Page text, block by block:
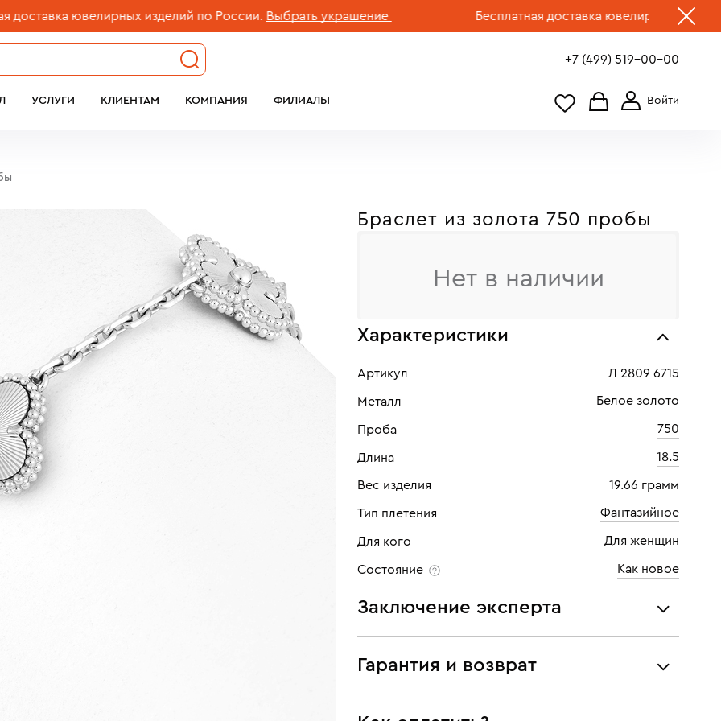
ювелирных изделий по России. Выбрать украшение Бесплатная доставка ювелирных изделий по
+7 (499) 519-00-00
УСЛУГИ КЛИЕНТАМ КОМПАНИЯ ФИЛИАЛЫ
Браслет из золота 750 пробы
Нет в наличии
Характеристики
Артикул Л 2809 6715
Металл Белое золото
Проба 750
Длина 18.5
Вес изделия 19.66 грамм
Тип плетения Фантазийное
Для кого Для женщин
Состояние Как новое
Заключение эксперта
Все украшения проходят экспертизу подлинности и
соответствия характеристикам ювелирных изделий,
бриллиантов (вес, проба, драгоценный металл, цвет,
чистота, вес камня), а также проверяется
Гарантия и возврат
Мы предоставляем следующие гарантии: